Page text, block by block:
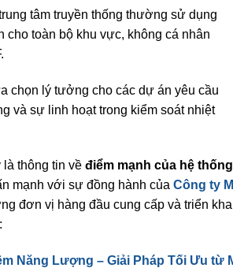
tâm truyền thống thường sử dụng
cho toàn bộ khu vực, không cá nhân
chọn lý tưởng cho các dự án yêu cầu
và sự linh hoạt trong kiểm soát nhiệt
thông tin về điểm mạnh của hệ
mạnh với sự đồng hành của Công ty
đơn vị hàng đầu cung cấp và triển
Năng Lượng – Giải Pháp Tối Ưu từ